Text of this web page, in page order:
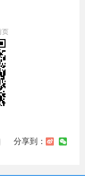
页
分享到：